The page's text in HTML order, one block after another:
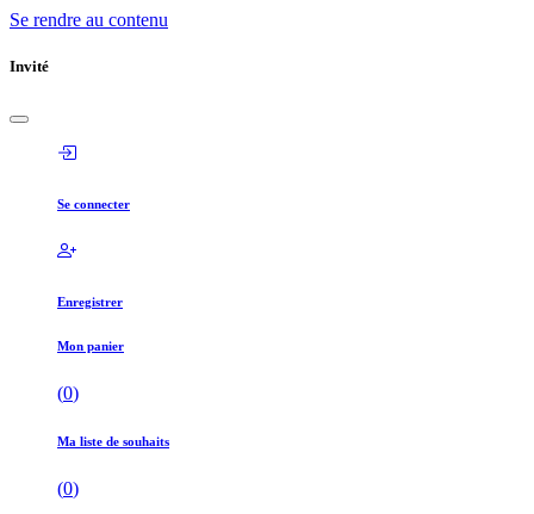
Se rendre au contenu
Invité
Se connecter
Enregistrer
Mon panier
(0)
Ma liste de souhaits
(0)